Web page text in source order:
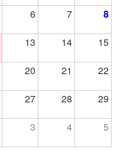
6 7 8
13 14 15
20 21 22
27 28 29
3 4 5